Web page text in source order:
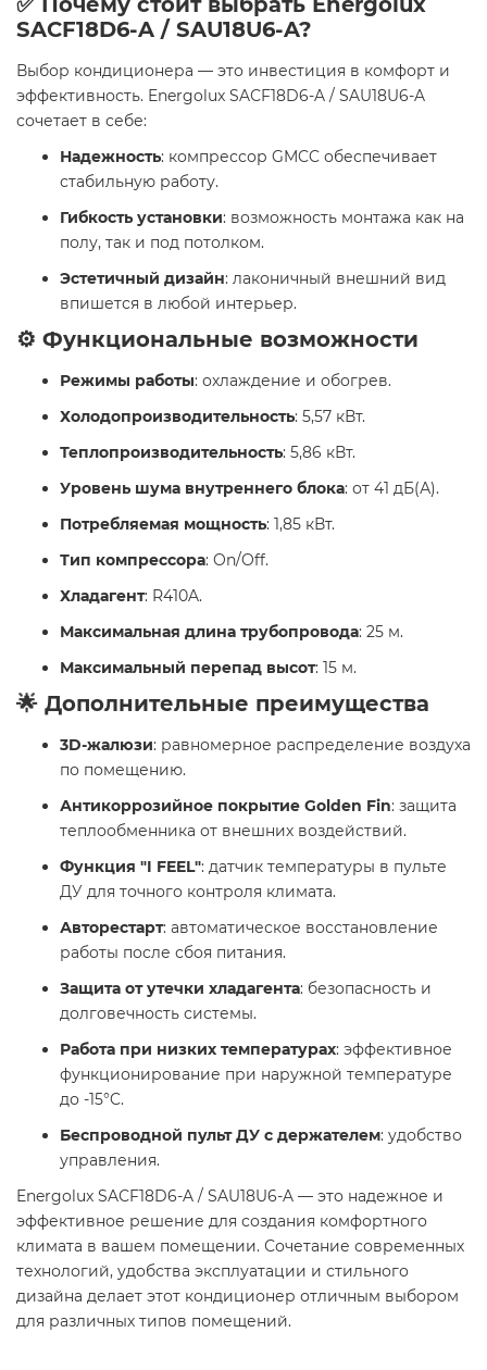
SAСF18D6-A / SAU18U6-A?
Выбор кондиционера — это инвестиция в комфорт и
эффективность. Energolux SAСF18D6-A / SAU18U6-A
сочетает в себе:
Надежность: компрессор GMCC обеспечивает
стабильную работу.
Гибкость установки: возможность монтажа как на
полу, так и под потолком.
Эстетичный дизайн: лаконичный внешний вид
впишется в любой интерьер.
⚙️ Функциональные возможности
Режимы работы: охлаждение и обогрев.
Холодопроизводительность: 5,57 кВт.
Теплопроизводительность: 5,86 кВт.
Уровень шума внутреннего блока: от 41 дБ(А).
Потребляемая мощность: 1,85 кВт.
Тип компрессора: On/Off.
Хладагент: R410A.
Максимальная длина трубопровода: 25 м.
Максимальный перепад высот: 15 м.
🌟 Дополнительные преимущества
3D-жалюзи: равномерное распределение воздуха
по помещению.
Антикоррозийное покрытие Golden Fin: защита
теплообменника от внешних воздействий.
Функция "I FEEL": датчик температуры в пульте
ДУ для точного контроля климата.
Авторестарт: автоматическое восстановление
работы после сбоя питания.
Защита от утечки хладагента: безопасность и
долговечность системы.
Работа при низких температурах: эффективное
функционирование при наружной температуре
до -15°C.
Беспроводной пульт ДУ с держателем: удобство
управления.
Energolux SAСF18D6-A / SAU18U6-A — это надежное и
эффективное решение для создания комфортного
климата в вашем помещении. Сочетание современных
технологий, удобства эксплуатации и стильного
дизайна делает этот кондиционер отличным выбором
для различных типов помещений.